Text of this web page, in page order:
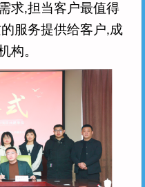
求,担当客户最值得
服务提供给客户,成
构。